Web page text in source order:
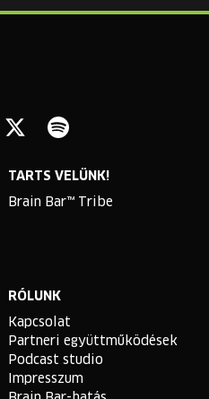
TARTS VELÜNK!
Brain Bar™ Tribe
RÓLUNK
Kapcsolat
Partneri együttműködések
Podcast studio
Impresszum